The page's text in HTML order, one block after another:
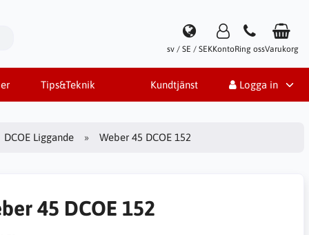
sv / SE / SEKKontoRing ossVarukorg
Tips&Teknik Kundtjänst Logga in
DCOE Liggande Weber 45 DCOE 152
45 DCOE 152